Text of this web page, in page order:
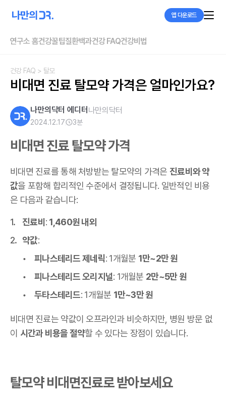
앱 다운로드
연구소 홈건강꿀팁질환백과건강 FAQ건강비법
건강 FAQ > 탈모
비대면 진료 탈모약 가격은 얼마인가요?
나만의닥터 에디터 나만의닥터
2024.12.17 3분
비대면 진료 탈모약 가격
비대면 진료를 통해 처방받는 탈모약의 가격은 진료비와 약
값을 포함해 합리적인 수준에서 결정됩니다. 일반적인 비용
은 다음과 같습니다:
진료비: 1,460원 내외
약값:
피나스테리드 제네릭: 1개월분 1만~2만 원
피나스테리드 오리지널: 1개월분 2만~5만 원
두타스테리드: 1개월분 1만~3만 원
비대면 진료는 약값이 오프라인과 비슷하지만, 병원 방문 없
이 시간과 비용을 절약할 수 있다는 장점이 있습니다.
탈모약 비대면진료로 받아보세요